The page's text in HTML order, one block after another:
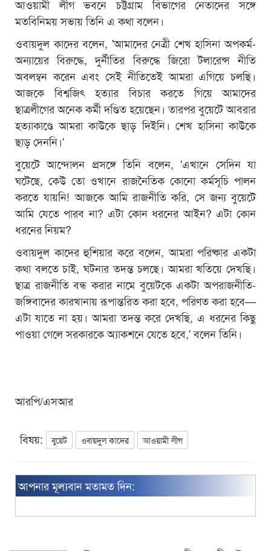
আওয়ামী লীগ ভবনে চট্টগ্রাম বিভাগের নেতাদের সঙ্গে
মতবিনিময় সভায় তিনি এ কথা বলেন।
ওবায়দুল কাদের বলেন, 'আমাদের নেত্রী শেখ হাসিনা অপকর্ম-
অন্যায়ের বিরুদ্ধে, দুর্নীতির বিরুদ্ধে জিরো টলারেন্স নীতি
অবলম্বন করেন এবং সেই নীতিতেই আমরা এগিয়ে চলছি।
আজকে বিশ্বজিৎ হত্যার বিচার করতে গিয়ে আমাদের
ছাত্রলীগের অনেক কর্মী দণ্ডিত হয়েছেন। তারপর বুয়েটে আবরার
হত্যাকাণ্ডে আমরা কাউকে ছাড় দিইনি। শেখ হাসিনা কাউকে
ছাড় দেননি।'
বুয়েটে আন্দোলন প্রসঙ্গে তিনি বলেন, 'এখানে সেদিন যা
ঘটেছে, কেউ তো ওখানে রাজনৈতিক কোনো কর্মসূচি পালন
করতে যায়নি! আজকে আমি রাজনীতি করি, সে জন্য বুয়েটে
আমি যেতে পারব না? এটা কোন ধরনের আইন? এটা কোন
ধরনের নিয়ম?
ওবায়দুল কাদের হুশিয়ার করে বলেন, আমরা পরিষ্কার একটা
কথা বলতে চাই, ঘটনার তদন্ত চলছে। আমরা খতিয়ে দেখছি।
ছাত্র রাজনীতি বন্ধ করার নামে বুয়েটকে একটা অপরাজনীতি-
জঙ্গিবাদের কারখানায় রূপান্তরিত করা হবে, পরিণত করা হবে—
এটা যাতে না হয়। আমরা তদন্ত করে দেখছি, এ ধরনের কিছু
পাওয়া গেলে সরকারকে অ্যাকশনে যেতে হবে,' বলেন তিনি।
আরপি/এসআর
বিষয়: বুয়েট ওবায়দুল কাদের আওয়ামী লীগ
আপনার মূল্যবান মতামত দিন: